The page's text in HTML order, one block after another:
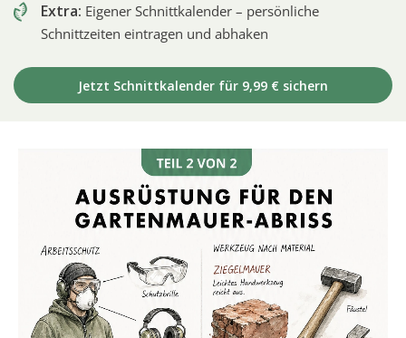
Extra: Eigener Schnittkalender – persönliche
Schnittzeiten eintragen und abhaken
Jetzt Schnittkalender für 9,99 € sichern